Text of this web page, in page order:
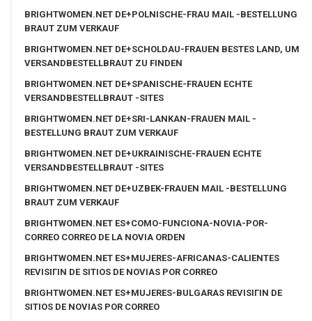
BRIGHTWOMEN.NET DE+POLNISCHE-FRAU MAIL -BESTELLUNG
BRAUT ZUM VERKAUF
BRIGHTWOMEN.NET DE+SCHOLDAU-FRAUEN BESTES LAND, UM
VERSANDBESTELLBRAUT ZU FINDEN
BRIGHTWOMEN.NET DE+SPANISCHE-FRAUEN ECHTE
VERSANDBESTELLBRAUT -SITES
BRIGHTWOMEN.NET DE+SRI-LANKAN-FRAUEN MAIL -
BESTELLUNG BRAUT ZUM VERKAUF
BRIGHTWOMEN.NET DE+UKRAINISCHE-FRAUEN ECHTE
VERSANDBESTELLBRAUT -SITES
BRIGHTWOMEN.NET DE+UZBEK-FRAUEN MAIL -BESTELLUNG
BRAUT ZUM VERKAUF
BRIGHTWOMEN.NET ES+COMO-FUNCIONA-NOVIA-POR-
CORREO CORREO DE LA NOVIA ORDEN
BRIGHTWOMEN.NET ES+MUJERES-AFRICANAS-CALIENTES
REVISIГІN DE SITIOS DE NOVIAS POR CORREO
BRIGHTWOMEN.NET ES+MUJERES-BULGARAS REVISIГІN DE
SITIOS DE NOVIAS POR CORREO